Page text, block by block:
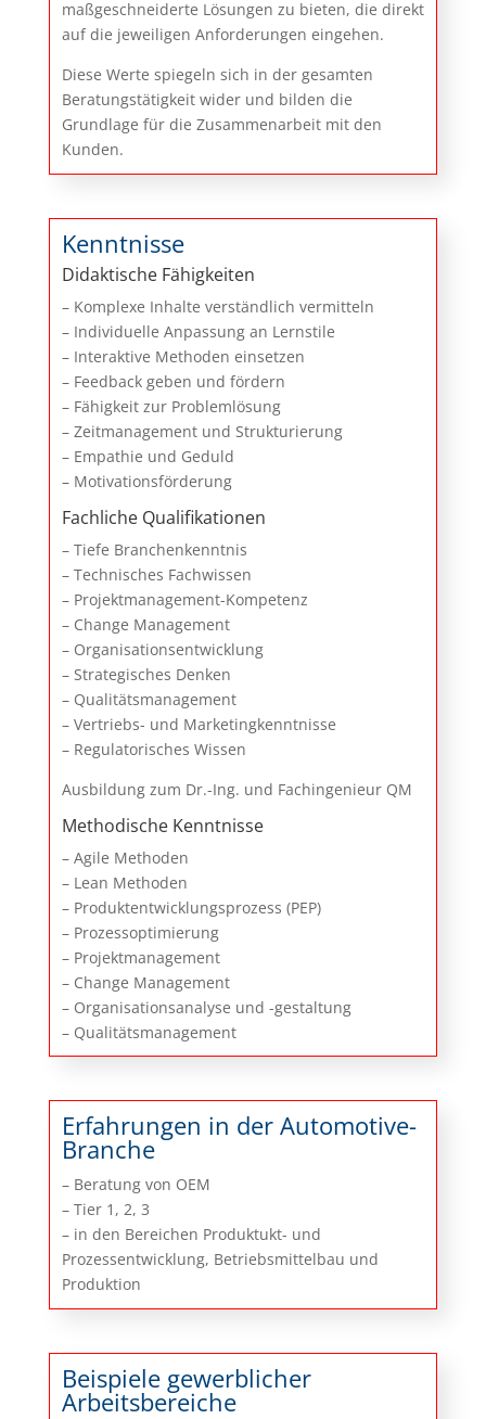
maßgeschneiderte Lösungen zu bieten, die direkt
auf die jeweiligen Anforderungen eingehen.
Diese Werte spiegeln sich in der gesamten
Beratungstätigkeit wider und bilden die
Grundlage für die Zusammenarbeit mit den
Kunden.
Kenntnisse
Didaktische Fähigkeiten
– Komplexe Inhalte verständlich vermitteln
– Individuelle Anpassung an Lernstile
– Interaktive Methoden einsetzen
– Feedback geben und fördern
– Fähigkeit zur Problemlösung
– Zeitmanagement und Strukturierung
– Empathie und Geduld
– Motivationsförderung
Fachliche Qualifikationen
– Tiefe Branchenkenntnis
– Technisches Fachwissen
– Projektmanagement-Kompetenz
– Change Management
– Organisationsentwicklung
– Strategisches Denken
– Qualitätsmanagement
– Vertriebs- und Marketingkenntnisse
– Regulatorisches Wissen
Ausbildung zum Dr.-Ing. und Fachingenieur QM
Methodische Kenntnisse
– Agile Methoden
– Lean Methoden
– Produktentwicklungsprozess (PEP)
– Prozessoptimierung
– Projektmanagement
– Change Management
– Organisationsanalyse und -gestaltung
– Qualitätsmanagement
Erfahrungen in der Automotive-
Branche
– Beratung von OEM
– Tier 1, 2, 3
– in den Bereichen Produktukt- und
Prozessentwicklung, Betriebsmittelbau und
Produktion
Beispiele gewerblicher
Arbeitsbereiche